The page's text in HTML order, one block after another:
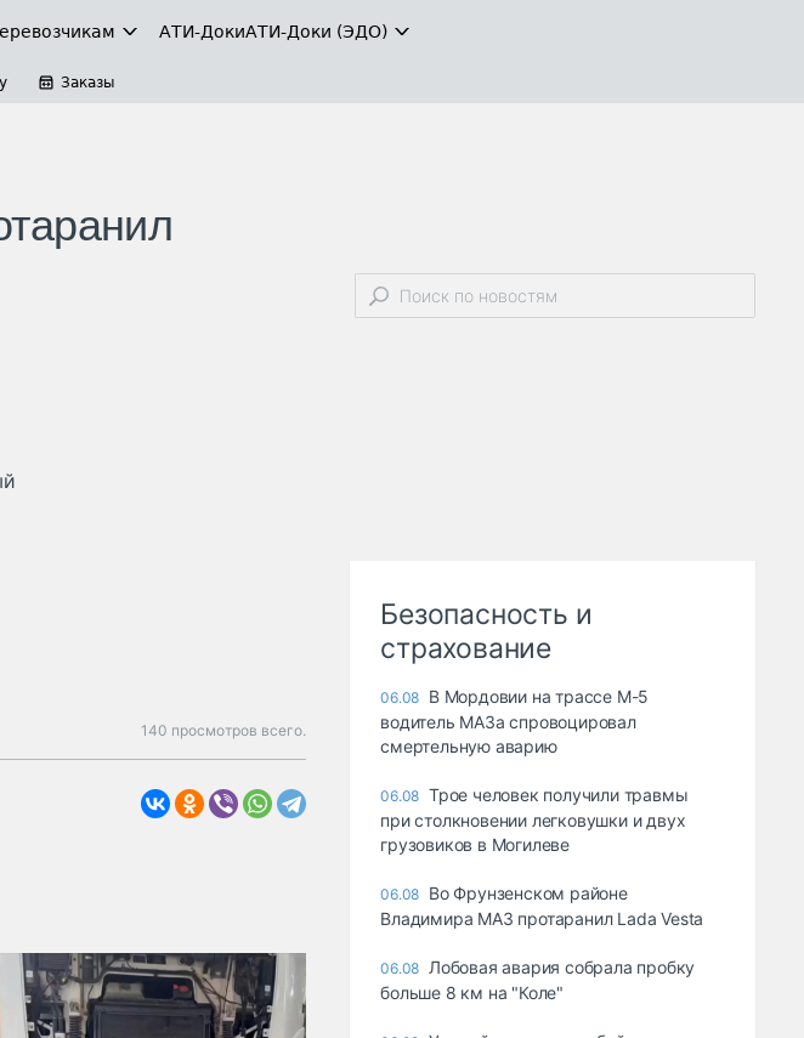
АТИ-ДокиАТИ-Доки (ЭДО)
Заказы
140 просмотров всего.
Безопасность и
страхование
06.08 В Мордовии на трассе М-5
водитель МАЗа спровоцировал
смертельную аварию
06.08 Трое человек получили травмы
при столкновении легковушки и двух
грузовиков в Могилеве
06.08 Во Фрунзенском районе
Владимира МАЗ протаранил Lada Vesta
06.08 Лобовая авария собрала пробку
больше 8 км на "Коле"